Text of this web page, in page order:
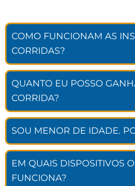
COMO FUNCIONAM AS
CORRIDAS?
QUANTO EU POSSO
CORRIDA?
SOU MENOR DE IDADE.
EM QUAIS DISPOSITIVOS
FUNCIONA?